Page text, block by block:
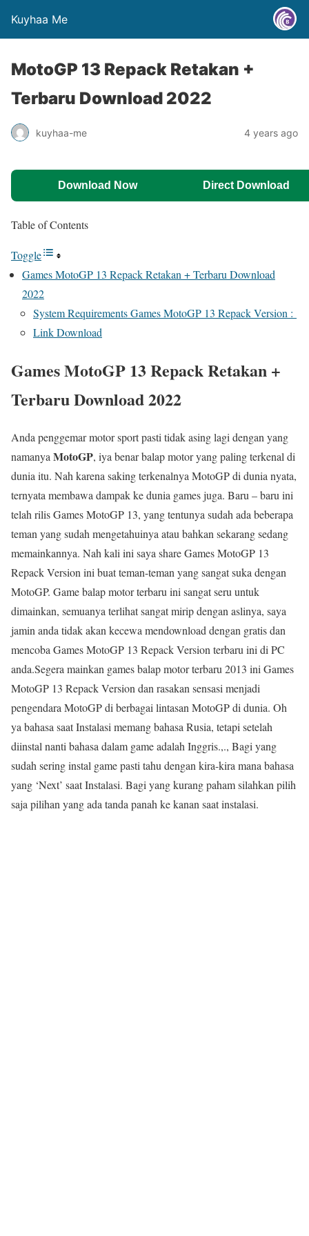
Kuyhaa Me
MotoGP 13 Repack Retakan +
Terbaru Download 2022
kuyhaa-me 4 years ago
Download Now Direct Download
Table of Contents
Toggle
Games MotoGP 13 Repack Retakan + Terbaru Download
2022
System Requirements Games MotoGP 13 Repack Version :
Link Download
Games MotoGP 13 Repack Retakan +
Terbaru Download 2022
Anda penggemar motor sport pasti tidak asing lagi dengan yang
namanya MotoGP, iya benar balap motor yang paling terkenal di
dunia itu. Nah karena saking terkenalnya MotoGP di dunia nyata,
ternyata membawa dampak ke dunia games juga. Baru – baru ini
telah rilis Games MotoGP 13, yang tentunya sudah ada beberapa
teman yang sudah mengetahuinya atau bahkan sekarang sedang
memainkannya. Nah kali ini saya share Games MotoGP 13
Repack Version ini buat teman-teman yang sangat suka dengan
MotoGP. Game balap motor terbaru ini sangat seru untuk
dimainkan, semuanya terlihat sangat mirip dengan aslinya, saya
jamin anda tidak akan kecewa mendownload dengan gratis dan
mencoba Games MotoGP 13 Repack Version terbaru ini di PC
anda.Segera mainkan games balap motor terbaru 2013 ini Games
MotoGP 13 Repack Version dan rasakan sensasi menjadi
pengendara MotoGP di berbagai lintasan MotoGP di dunia. Oh
ya bahasa saat Instalasi memang bahasa Rusia, tetapi setelah
diinstal nanti bahasa dalam game adalah Inggris.,., Bagi yang
sudah sering instal game pasti tahu dengan kira-kira mana bahasa
yang ‘Next’ saat Instalasi. Bagi yang kurang paham silahkan pilih
saja pilihan yang ada tanda panah ke kanan saat instalasi.